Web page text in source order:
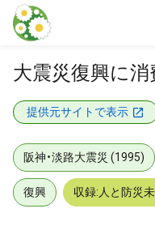
本文に飛ぶ
大震災復興に消
提供元サイトで表示
阪神・淡路大震災 (1995)
復興 収録:人と防災